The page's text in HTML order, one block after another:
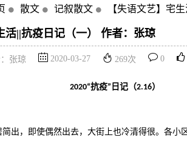
散文 记叙散文 【失语文艺】宅
活||抗疫日记（一） 作者：张琼
张琼 2020-03-27 269次 0
2020“抗疫” 日记（2.16）
简出，即使偶然出去，大街上也冷清得很。各小